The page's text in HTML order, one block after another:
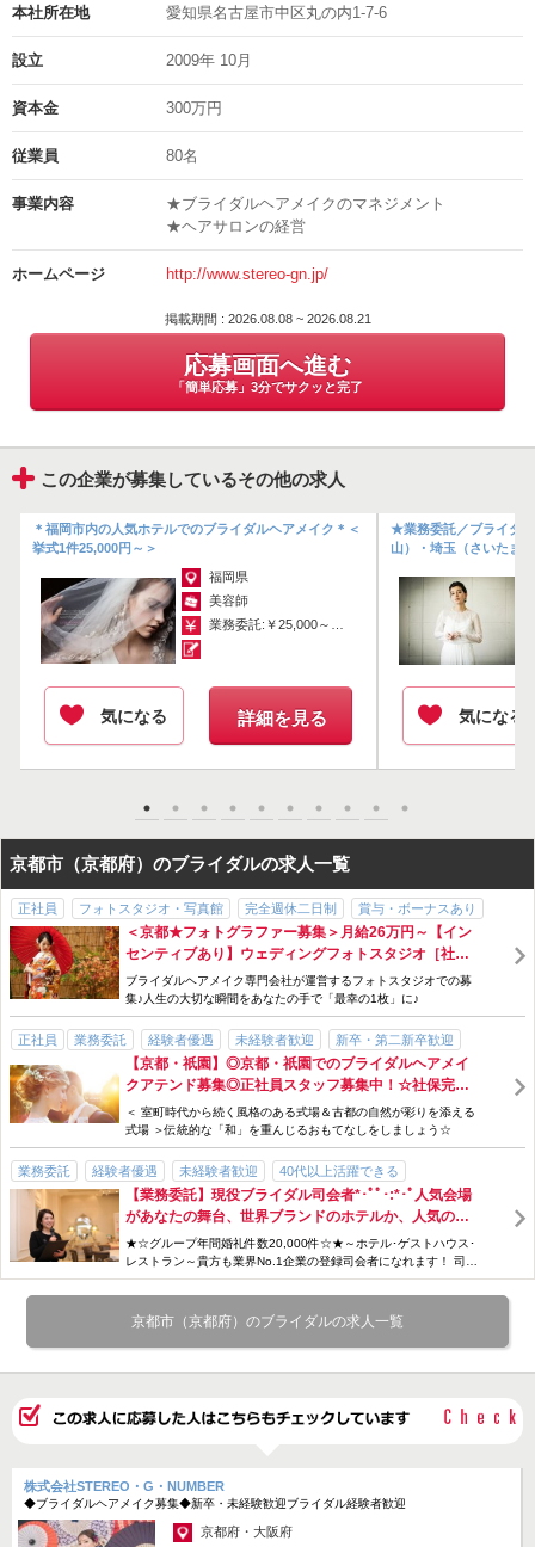
提携会場
＜京都＞
ザ・ソウドウ・ヒガシヤマ・キョウト / 地下鉄河原町徒歩8分
フォーチュンガーデン・キョウト/ 地下鉄京都市役所前徒歩3分
【雇用形態】
【勤務日】
・土日祝日／担当する挙式時間による（1日平均8時間程度）
-
【休日休暇】
担当する挙式当日及びリハーサルの日時のみ出勤
【待遇】
交通費 挙式1件あたり上限6,000円まで支給
+*ﾟ｡*｡ﾟ* +―企業メッセージ+*ﾟ｡*｡ﾟ*+―+*ﾟ｡*｡ﾟ
事務所との掛け持ちや別の仕事をしているスタッフも多く在籍してお
ります。
スタッフのワークライフに合わせた働き方を選択できますので、月間
で勤務できる日数をご提示いただけたら、できるだけ希望に沿って、
ヘアメイクの担当をお願いしています。
「1ヶ月のうち、数件だけ仕事したい」、「入れるだけ入りたい」、
そんなご希望にもお応えしております。
皆様からのご応募、心よりお待ちしております。
掲載期間 : 2026.08.08 ~ 2026.08.21
応募画面へ進む
「簡単応募」3分でサクッと完了
※面接日・入社日などは、相談に応じます。
※見学ももちろんOKです！お気軽にご相談ください。
※応後の秘密は厳守いたします。
面接地の住所
◎面接時にご案内いたします
担当の部署や氏名
電話番号
本社所在地 愛知県名古屋市中区丸の内1-7-6
設立 2009年 10月
資本金 300万円
従業員 80名
事業内容
★ブライダルヘアメイクのマネジメント
★ヘアサロンの経営
ホームページ http://www.stereo-gn.jp/
掲載期間 : 2026.08.08 ~ 2026.08.21
応募画面へ進む
「簡単応募」3分でサクッと完了
この企業が募集しているその他の求人
＊福岡市内の人気ホテルでのブライダルヘアメイク＊＜
挙式1件25,000円～＞
福岡県
美容師
業務委託:￥25,000～￥35,000
気になる 詳細を見る
★業務委託／ブライダ
山）・埼玉（さいたま
気になる
京都市（京都府）のブライダルの求人一覧
正社員 フォトスタジオ・写真館 完全週休二日制
賞与・ボーナスあり
経験者優遇
交通費支給 ホテル 駅チカ 社会保険完備
手当充実
長期休暇あり
急募 高収入 免許不問
資格なしOK
歩合・インセンティブあり
＜京都★フォトグラファー募集＞月給26万円～【イン
センティブあり】ウェディングフォトスタジオ［社会
保険完備・賞与あり・完全週休二日制など 福利厚生＆
待遇が充実］
ブライダルヘアメイク専門会社が運営するフォトスタジオでの募
集♪人生の大切な瞬間をあなたの手で「最幸の1枚」に♪
正社員 業務委託 経験者優遇 未経験者歓迎
新卒・第二新卒歓迎
ブランクOK
年齢不問 WワークOK ノルマなし
髪型・髪色自由
女性スタッフ多数
交通費支給 社会保険完備
賞与・ボーナスあり
手当充実
スタッフ割引・特典あり 研修制度あり
産休・育休制度あり
車・バイクOK
高収入 長期休暇あり 勤務時間・曜日応相談
時短勤務
扶養控除内
急募 ホテル 式場・ハウスウエディング
【京都・祇園】◎京都・祇園でのブライダルヘアメイ
クアテンド募集◎正社員スタッフ募集中！☆社保完
備・昇給＆賞与あり・インセンティブ制度あり☆業務
委託スタッフも同時募集中！
＜ 室町時代から続く風格のある式場＆古都の自然が彩りを添える
式場 ＞伝統的な「和」を重んじるおもてなしをしましょう☆
業務委託 経験者優遇 未経験者歓迎
40代以上活躍できる
語学力が活かせる
歩合・インセンティブあり 勤務時間・曜日応相談
駅チカ
ホテル 式場・ハウスウエディング
【業務委託】現役ブライダル司会者*･ﾟﾟ･:*･ﾟ人気会場
があなたの舞台、世界ブランドのホテルか、人気のゲ
ストハウスで♪♪経験を活かしてキャリアアップしませ
んか☆＼Wワーク歓迎♪/
★☆グループ年間婚礼件数20,000件☆★～ホテル･ゲストハウス･
レストラン～貴方も業界No.1企業の登録司会者になれます！ 司会
者としてキャリアアップし...
京都市（京都府）のブライダルの求人一覧
株式会社STEREO・G・NUMBER
◆ブライダルヘアメイク募集◆新卒・未経験歓迎ブライダル経験者歓迎
京都府・大阪府